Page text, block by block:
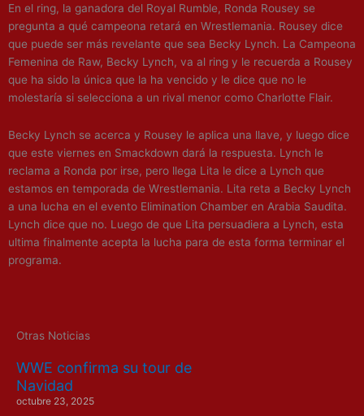
En el ring, la ganadora del Royal Rumble, Ronda Rousey se
pregunta a qué campeona retará en Wrestlemania. Rousey dice
que puede ser más revelante que sea Becky Lynch. La Campeona
Femenina de Raw, Becky Lynch, va al ring y le recuerda a Rousey
que ha sido la única que la ha vencido y le dice que no le
molestaría si selecciona a un rival menor como Charlotte Flair.
Becky Lynch se acerca y Rousey le aplica una llave, y luego dice
que este viernes en Smackdown dará la respuesta. Lynch le
reclama a Ronda por irse, pero llega Lita le dice a Lynch que
estamos en temporada de Wrestlemania. Lita reta a Becky Lynch
a una lucha en el evento Elimination Chamber en Arabia Saudita.
Lynch dice que no. Luego de que Lita persuadiera a Lynch, esta
ultima finalmente acepta la lucha para de esta forma terminar el
programa.
Otras Noticias
WWE confirma su tour de
Navidad
octubre 23, 2025